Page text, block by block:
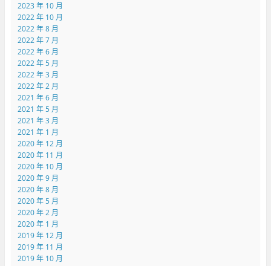
2023 年 10 月
2022 年 10 月
2022 年 8 月
2022 年 7 月
2022 年 6 月
2022 年 5 月
2022 年 3 月
2022 年 2 月
2021 年 6 月
2021 年 5 月
2021 年 3 月
2021 年 1 月
2020 年 12 月
2020 年 11 月
2020 年 10 月
2020 年 9 月
2020 年 8 月
2020 年 5 月
2020 年 2 月
2020 年 1 月
2019 年 12 月
2019 年 11 月
2019 年 10 月